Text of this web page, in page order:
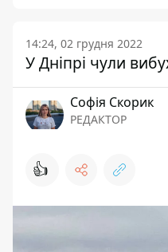
14:24, 02 грудня 2022
У Дніпрі чули
Софія Скорик
РЕДАКТОР
👍